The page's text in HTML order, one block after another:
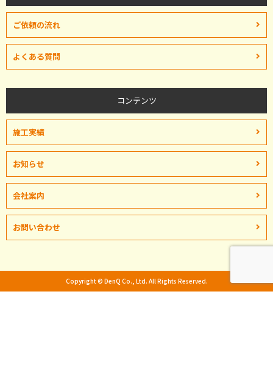
ご依頼の流れ
よくある質問
コンテンツ
施工実績
お知らせ
会社案内
お問い合わせ
Copyright © DenQ Co., Ltd. All Rights Reserved.